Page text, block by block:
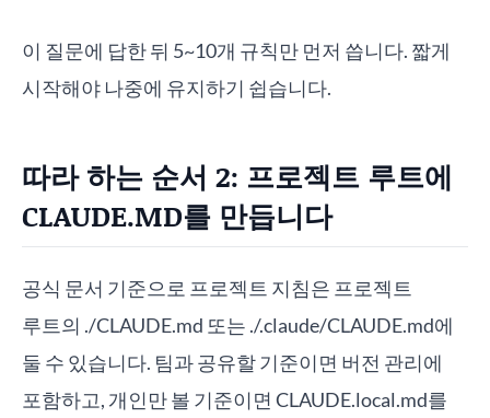
이 질문에 답한 뒤 5~10개 규칙만 먼저 씁니다. 짧게
시작해야 나중에 유지하기 쉽습니다.
따라 하는 순서 2: 프로젝트 루트에
CLAUDE.MD를 만듭니다
공식 문서 기준으로 프로젝트 지침은 프로젝트
루트의 ./CLAUDE.md 또는 ./.claude/CLAUDE.md에
둘 수 있습니다. 팀과 공유할 기준이면 버전 관리에
포함하고, 개인만 볼 기준이면 CLAUDE.local.md를